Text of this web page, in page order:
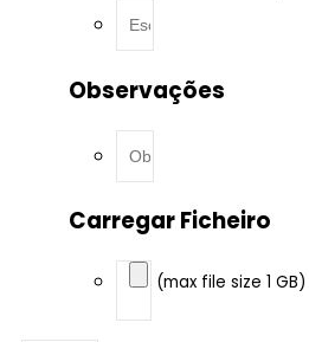
Observações
Carregar Ficheiro
(max file size 1 GB)